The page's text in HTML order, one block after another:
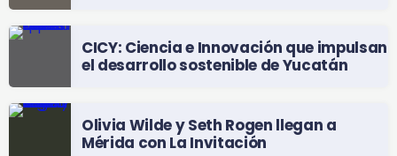
CICY: Ciencia e Innovación que impulsan
el desarrollo sostenible de Yucatán
Olivia Wilde y Seth Rogen llegan a
Mérida con La Invitación